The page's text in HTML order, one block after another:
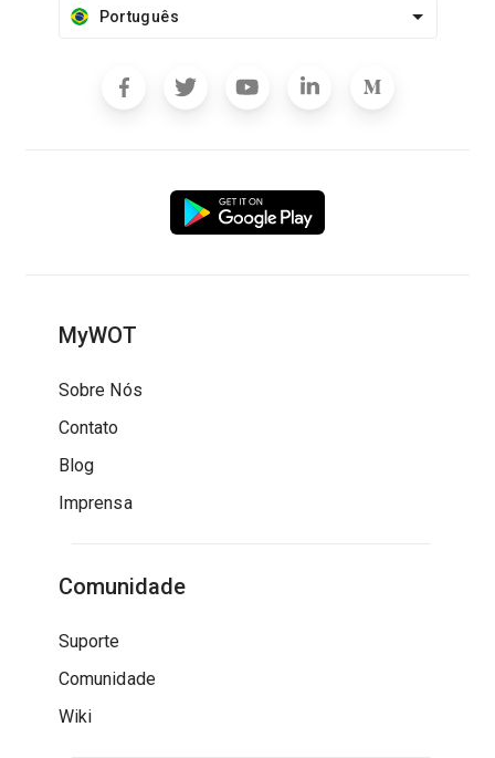
Português
MyWOT
Sobre Nós
Contato
Blog
Imprensa
Comunidade
Suporte
Comunidade
Wiki